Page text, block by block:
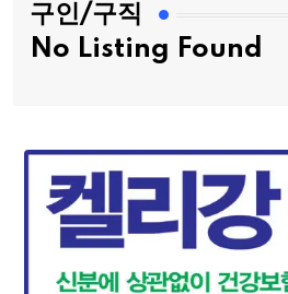
구인/구직
No Listing Found